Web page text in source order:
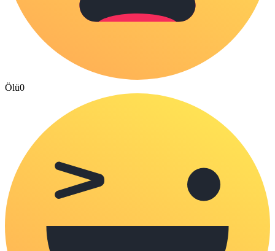
Ölü0